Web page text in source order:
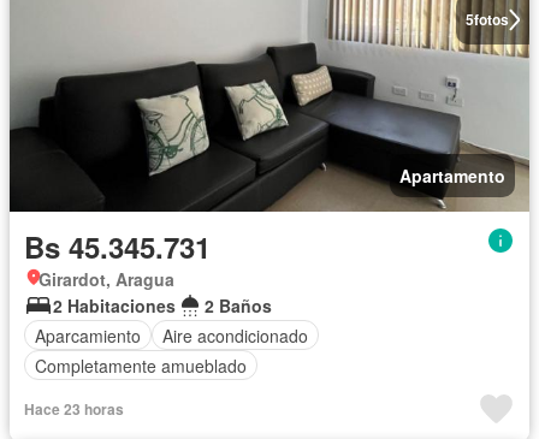
5fotos
Apartamento
Bs 45.345.731
Girardot, Aragua
2 Habitaciones
2 Baños
Aparcamiento
Aire acondicionado
Completamente amueblado
Hace 23 horas